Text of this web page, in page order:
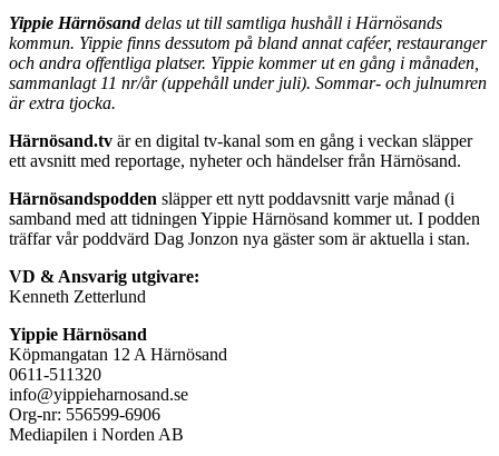
Yippie Härnösanddelas ut till samtliga hushåll i Härnösands
kommun. Yippie finns dessutom på bland annat caféer, restauranger
och andra offentliga platser. Yippie kommer ut en gång i månaden,
sammanlagt 11 nr/år (uppehåll under juli). Sommar- och julnumren
är extra tjocka.
Härnösand.tv är en digital tv-kanal som en gång i veckan släpper
ett avsnitt med reportage, nyheter och händelser från Härnösand.
Härnösandspodden släpper ett nytt poddavsnitt varje månad (i
samband med att tidningen Yippie Härnösand kommer ut. I podden
träffar vår poddvärd Dag Jonzon nya gäster som är aktuella i stan.
VD & Ansvarig utgivare:
Kenneth Zetterlund
Yippie Härnösand
Köpmangatan 12 A Härnösand
0611-511320
info@yippieharnosand.se
Org-nr: 556599-6906
Mediapilen i Norden AB